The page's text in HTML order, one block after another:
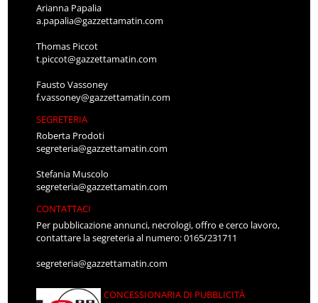
Arianna Papalia
a.papalia@gazzettamatin.com
Thomas Piccot
t.piccot@gazzettamatin.com
Fausto Vassoney
f.vassoney@gazzettamatin.com
SEGRETERIA
Roberta Prodoti
segreteria@gazzettamatin.com
Stefania Muscolo
segreteria@gazzettamatin.com
CONTATTACI
Per pubblicazione annunci, necrologi, offro e cerco lavoro,
contattare la segreteria al numero: 0165/231711
segreteria@gazzettamatin.com
CONCESSIONARIA DI PUBBLICITÀ